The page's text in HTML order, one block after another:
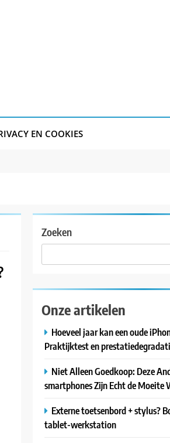
EN COOKIES
Zoeken
Onze artikelen
Hoeveel jaar kan een oude
Praktijktest en
Niet Alleen Goedkoop: Deze
smartphones Zijn Echt de Moeite
Externe toetsenbord + stylus?
tablet-werkstation